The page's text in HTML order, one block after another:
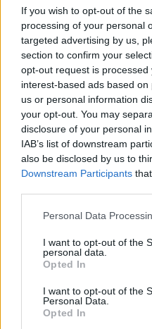
If you wish to opt-out of the
processing of your personal
targeted advertising by us,
section to confirm your
opt-out request is
interest-based ads based
us or personal information
your opt-out. You may
disclosure of your personal
IAB’s list of downstream
also be disclosed by us to
Downstream Participants
Personal Data
I want to opt-out of the
personal data.
Opted In
I want to opt-out of the
Personal Data.
Opted In
Edellinen artikkeli
FC Haka teki tärkeän
jatkosopimuksen – Medo jatkaa
loppukauden ajan
LIITTYVÄT ARTIKKELIT
Suomen
todellinen
analyysi
Suomi-